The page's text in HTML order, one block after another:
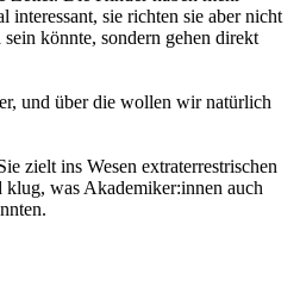
interessant, sie richten sie aber nicht
könnte, sondern gehen direkt
und über die wollen wir natürlich
zielt ins Wesen extraterrestrischen
was Akademiker:innen auch